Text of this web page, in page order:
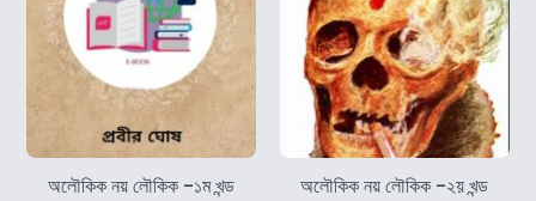
অলৌকিক নয় লৌকিক -১ম খন্ড অলৌকিক নয় লৌকিক -২য় খন্ড